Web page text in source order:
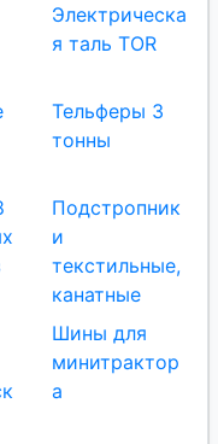
Электрическа
я таль TOR
Тельферы 3
тонны
Подстропник
и
текстильные,
канатные
Шины для
минитрактор
а